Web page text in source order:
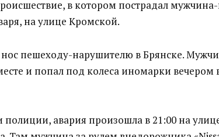
в котором пострадал
на улице Кромской.
нос пешеходу-нарушителю в Брянске.
и попал под колеса иномарки вечером
авария произошла в 21:00 на